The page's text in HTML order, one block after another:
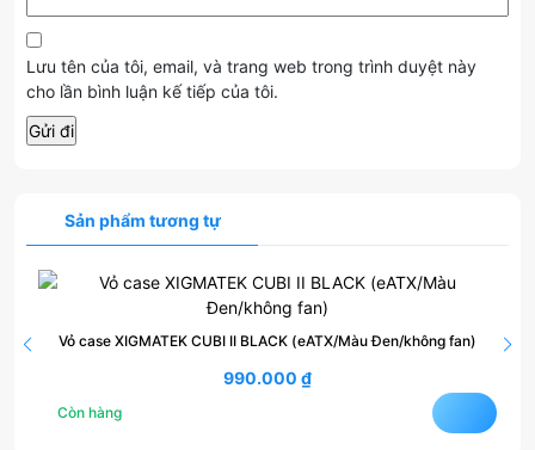
Lưu tên của tôi, email, và trang web trong trình duyệt này
cho lần bình luận kế tiếp của tôi.
Sản phẩm tương tự
Vỏ case XIGMATEK CUBI II BLACK (eATX/Màu Đen/không fan)
990.000 ₫
Còn hàng